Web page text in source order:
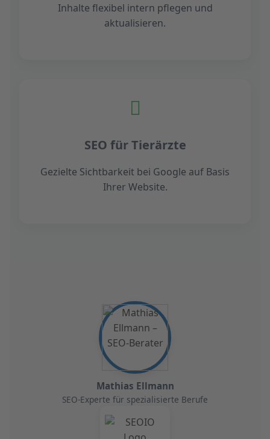
Inhalte flexibel intern pflegen und
aktualisieren.
SEO für Tierärzte
Gezielte Sichtbarkeit bei Google auf Basis
Ihrer Website.
Mathias Ellmann
SEO-Experte für spezialisierte Berufe